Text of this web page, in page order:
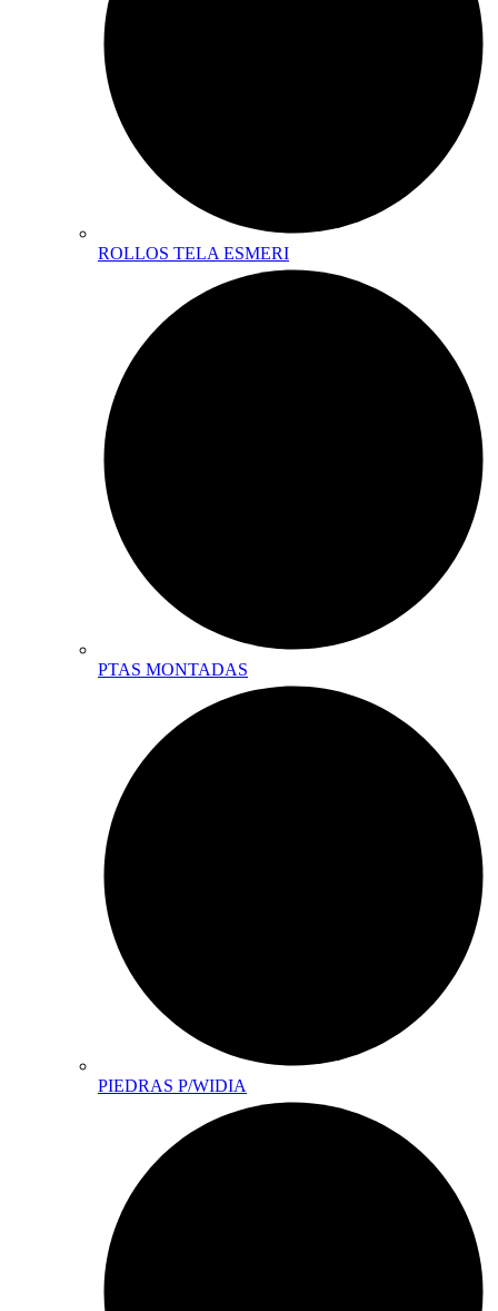
ROLLOS TELA ESMERI
PTAS MONTADAS
PIEDRAS P/WIDIA